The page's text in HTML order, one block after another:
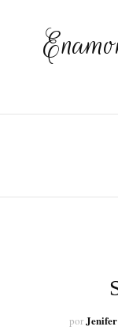
porJenifer